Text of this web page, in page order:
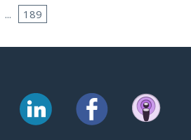
... 189